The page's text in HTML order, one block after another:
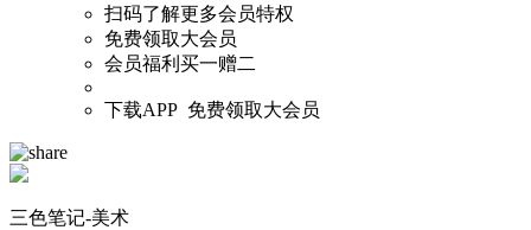
扫码了解更多会员特权
免费领取大会员
会员福利买一赠二
下载APP 免费领取大会员
三色笔记-美术